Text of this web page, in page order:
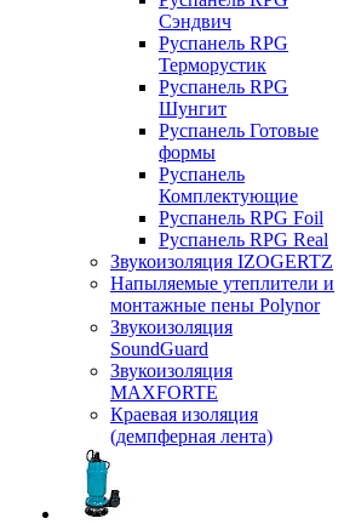
Сэндвич
Руспанель RPG
Терморустик
Руспанель RPG
Шунгит
Руспанель Готовые
формы
Руспанель
Комплектующие
Руспанель RPG Foil
Руспанель RPG Real
Звукоизоляция IZOGERTZ
Напыляемые утеплители и
монтажные пены Polynor
Звукоизоляция
SoundGuard
Звукоизоляция
MAXFORTE
Краевая изоляция
(демпферная лента)